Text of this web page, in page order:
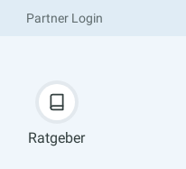
Partner Login
Ratgeber